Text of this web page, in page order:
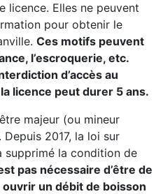
licence. Elles ne peuvent
pour obtenir le
Ces motifs peuvent
l’escroquerie, etc.
d’accès au
licence peut durer 5 ans.
majeur (ou mineur
2017, la loi sur
supprimé la condition de
pas nécessaire d’être de
un débit de boisson